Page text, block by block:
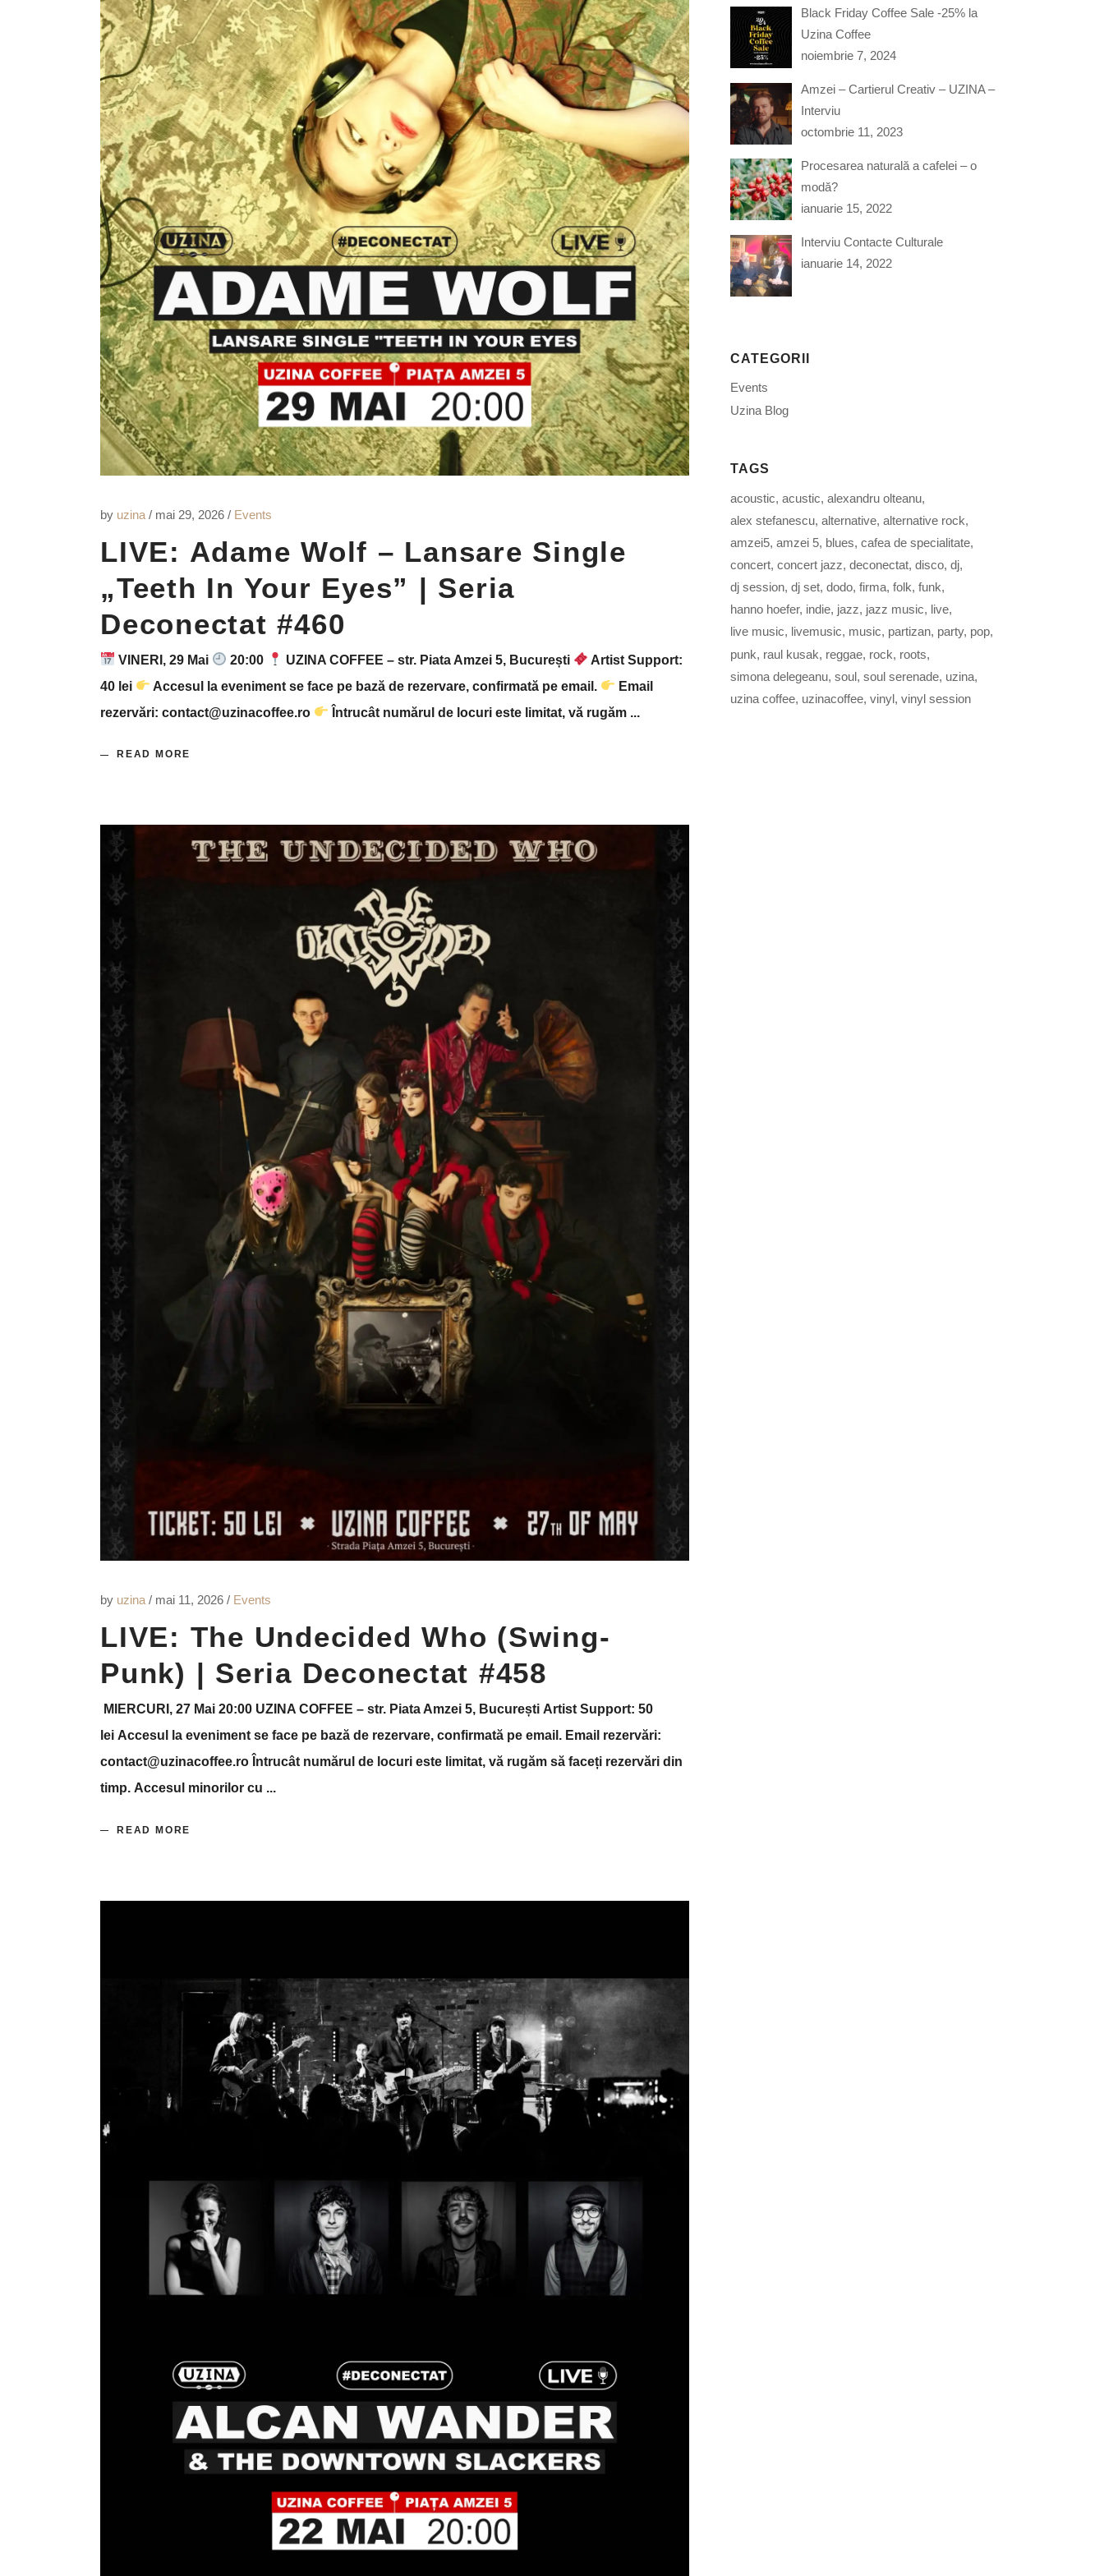
by uzina mai 29, 2026 Events
LIVE: Adame Wolf – Lansare Single
„Teeth In Your Eyes” | Seria
Deconectat #460
VINERI, 29 Mai 20:00 UZINA COFFEE – str. Piata Amzei 5, București
Artist Support:
40 lei
Accesul la eveniment se face pe bază de rezervare, confirmată pe email.
Email
rezervări: contact@uzinacoffee.ro
Întrucât numărul de locuri este limitat, vă rugăm
READ MORE
by uzina mai 11, 2026 Events
LIVE: The Undecided Who (Swing-
Punk) | Seria Deconectat #458
MIERCURI, 27 Mai 20:00 UZINA COFFEE – str. Piata Amzei 5, București Artist Support: 50
lei Accesul la eveniment se face pe bază de rezervare, confirmată pe email. Email rezervări:
contact@uzinacoffee.ro Întrucât numărul de locuri este limitat, vă rugăm să faceți rezervări din
timp. Accesul minorilor cu
READ MORE
Black Friday Coffee Sale -25% la
Uzina Coffee
noiembrie 7, 2024
Amzei – Cartierul Creativ – UZINA –
Interviu
octombrie 11, 2023
Procesarea naturală a cafelei – o
modă?
ianuarie 15, 2022
Interviu Contacte Culturale
ianuarie 14, 2022
CATEGORII
Events
Uzina Blog
TAGS
acoustic acustic alexandru olteanu
alex stefanescu alternative alternative rock
amzei5 amzei 5 blues cafea de specialitate
concert concert jazz deconectat disco dj
dj session dj set dodo firma folk funk
hanno hoefer indie jazz jazz music live
live music
livemusic music partizan party pop
punk raul kusak reggae rock roots
simona delegeanu soul soul serenade uzina
uzina coffee uzinacoffee vinyl vinyl session